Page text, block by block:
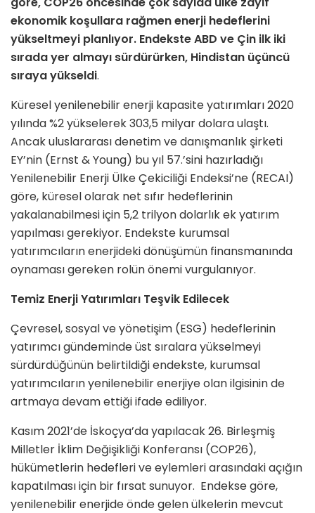
ekonomik koşullara rağmen enerji hedeflerini
yükseltmeyi planlıyor. Endekste ABD ve Çin ilk iki
sırada yer almayı sürdürürken, Hindistan üçüncü
sıraya yükseldi.
Küresel yenilenebilir enerji kapasite yatırımları 2020
yılında %2 yükselerek 303,5 milyar dolara ulaştı.
Ancak uluslararası denetim ve danışmanlık şirketi
EY’nin (Ernst & Young) bu yıl 57.’sini hazırladığı
Yenilenebilir Enerji Ülke Çekiciliği Endeksi’ne (RECAI)
göre, küresel olarak net sıfır hedeflerinin
yakalanabilmesi için 5,2 trilyon dolarlık ek yatırım
yapılması gerekiyor. Endekste kurumsal
yatırımcıların enerjideki dönüşümün finansmanında
oynaması gereken rolün önemi vurgulanıyor.
Temiz Enerji Yatırımları Teşvik Edilecek
Çevresel, sosyal ve yönetişim (ESG) hedeflerinin
yatırımcı gündeminde üst sıralara yükselmeyi
sürdürdüğünün belirtildiği endekste, kurumsal
yatırımcıların yenilenebilir enerjiye olan ilgisinin de
artmaya devam ettiği ifade ediliyor.
Kasım 2021’de İskoçya’da yapılacak 26. Birleşmiş
Milletler İklim Değişikliği Konferansı (COP26),
hükümetlerin hedefleri ve eylemleri arasındaki açığın
kapatılması için bir fırsat sunuyor. Endekse göre,
yenilenebilir enerjide önde gelen ülkelerin mevcut